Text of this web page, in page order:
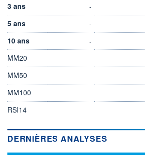
3 ans
-
5 ans
-
10 ans
-
MM20
MM50
MM100
RSI14
DERNIÈRES ANALYSES